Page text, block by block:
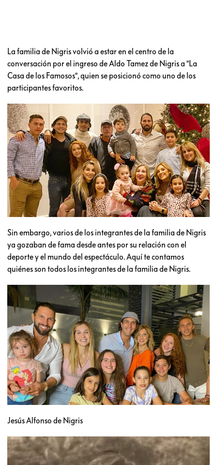
La familia de Nigris volvió a estar en el centro de la
conversación por el ingreso de Aldo Tamez de Nigris a "La
Casa de los Famosos", quien se posicionó como uno de los
participantes favoritos.
Sin embargo, varios de los integrantes de la familia de Nigris
ya gozaban de fama desde antes por su relación con el
deporte y el mundo del espectáculo. Aquí te contamos
quiénes son todos los integrantes de la familia de Nigris.
Jesús Alfonso de Nigris